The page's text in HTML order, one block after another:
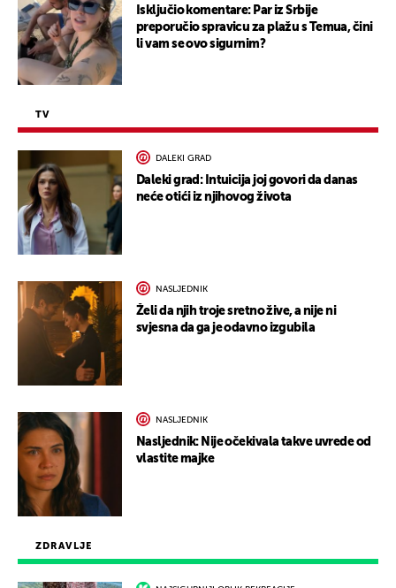
ZDRAVLJE
Isključio komentare: Par iz Srbije
preporučio spravicu za plažu s Temua, čini
li vam se ovo sigurnim?
TV
DALEKI GRAD
Daleki grad: Intuicija joj govori da danas
neće otići iz njihovog života
NASLJEDNIK
Želi da njih troje sretno žive, a nije ni
svjesna da ga je odavno izgubila
NASLJEDNIK
Nasljednik: Nije očekivala takve uvrede od
vlastite majke